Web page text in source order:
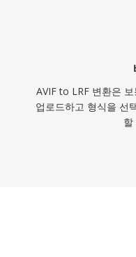
AVIF to LRF 변환은
업로드하고 형식을 선
할